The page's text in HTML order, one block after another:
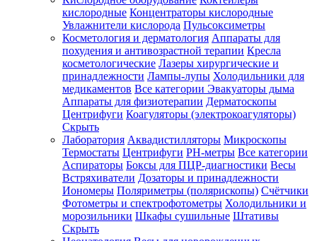
Зарегистрироваться
Зачем
регистрироваться?
Все
покупки
одном
месте
Личный
менеджер
Отслеживание
статуса
кислородные Концентраторы кислородные
Увлажнители кислорода Пульсоксиметры
Косметология и дерматология Аппараты для
похудения и антивозрастной терапии Кресла
косметологические Лазеры хирургические и
принадлежности Лампы-лупы Холодильники для
медикаментов Все категории Эвакуаторы дыма
Аппараты для физиотерапии Дерматоскопы
Центрифуги Коагуляторы (электрокоагуляторы)
Скрыть
Лаборатория Аквадистилляторы Микроскопы
Термостаты Центрифуги PH-метры Все категории
Аспираторы Боксы для ПЦР-диагностики Весы
Встряхиватели Дозаторы и принадлежности
Иономеры Поляриметры (полярископы) Счётчики
Фотометры и спектрофотометры Холодильники и
морозильники Шкафы сушильные Штативы
Скрыть